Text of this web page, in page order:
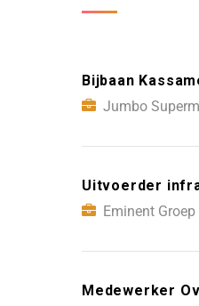
Bijbaan
Jumbo
Uitvoerder
Eminent Groep
Medewerker